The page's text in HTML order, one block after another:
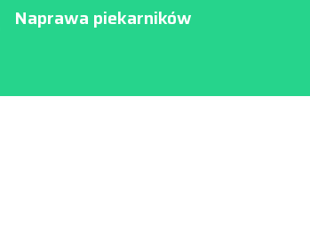
Naprawa piekarników